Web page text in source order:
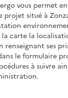
vous permet
projet situé à
carte la
renseignant ses
le formulaire
à suivre